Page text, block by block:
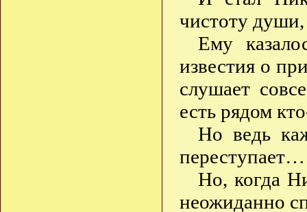
чистоту
Ему
известия о
слушает
есть рядом
Но ведь
переступает…
Но, когда
неожиданно